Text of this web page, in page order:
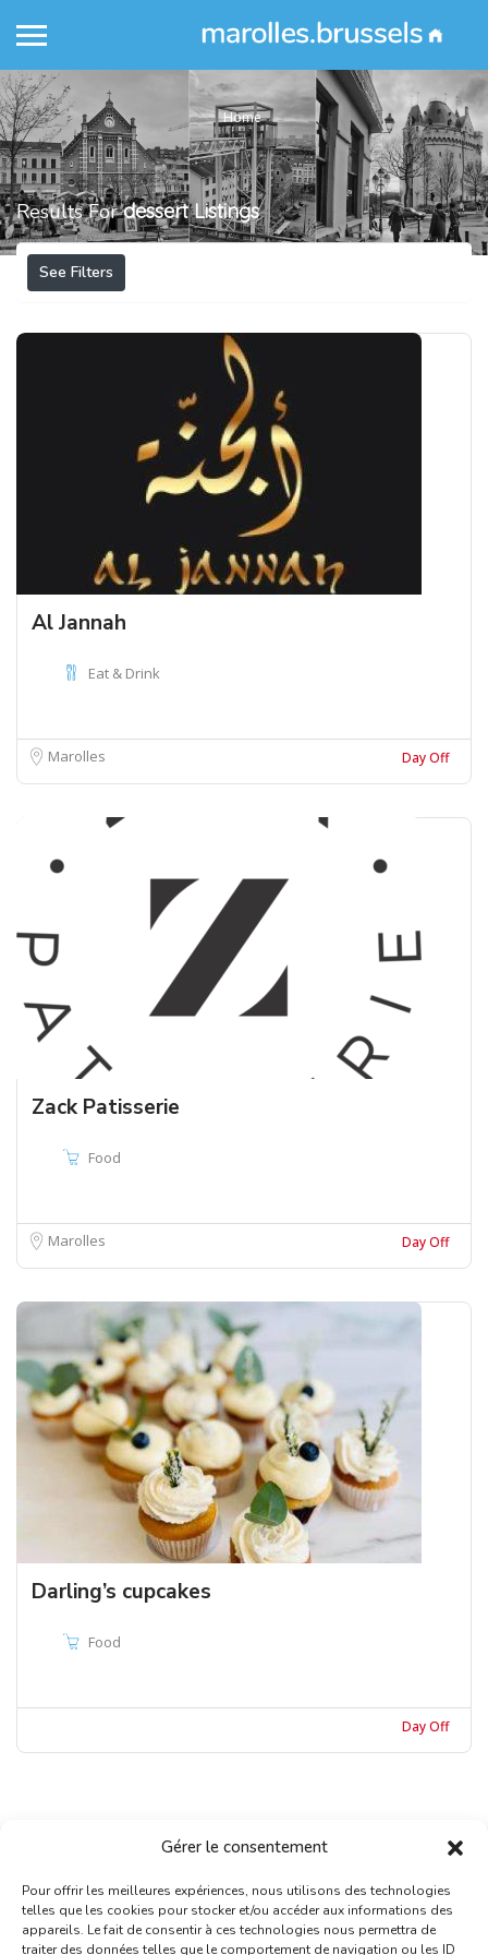
Gérer le consentement
Pour offrir les meilleures expériences, nous utilisons des technologies
telles que les cookies pour stocker et/ou accéder aux informations des
appareils. Le fait de consentir à ces technologies nous permettra de
traiter des données telles que le comportement de navigation ou les ID
Home
Results Fordessert Listings
See Filters
Al Jannah
Eat & Drink
Marolles Day Off
Zack Patisserie
Food
Marolles Day Off
Darling’s cupcakes
Food
Day Off